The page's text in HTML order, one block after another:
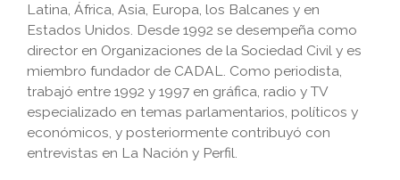
Latina, África, Asia, Europa, los Balcanes y en
Estados Unidos. Desde 1992 se desempeña como
director en Organizaciones de la Sociedad Civil y es
miembro fundador de CADAL. Como periodista,
trabajó entre 1992 y 1997 en gráfica, radio y TV
especializado en temas parlamentarios, políticos y
económicos, y posteriormente contribuyó con
entrevistas en La Nación y Perfil.